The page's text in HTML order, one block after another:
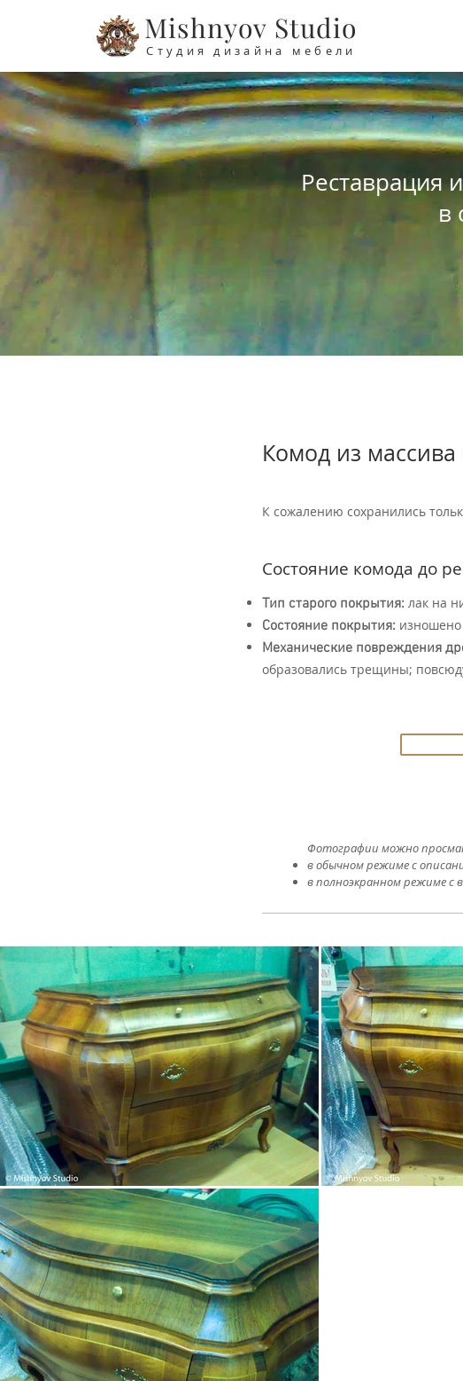
Mishnyov Studio
Студия дизайна мебели
Реставрация
в
Комод из массива
К сожалению сохранились
Состояние комода до
Тип старого покрытия: лак на
Состояние покрытия: изношено
Механические повреждения
образовались трещины;
​Фотографии можно
в обычном режиме с
в полноэкранном режиме с